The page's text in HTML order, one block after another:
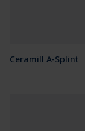
Ceramill A-Splint